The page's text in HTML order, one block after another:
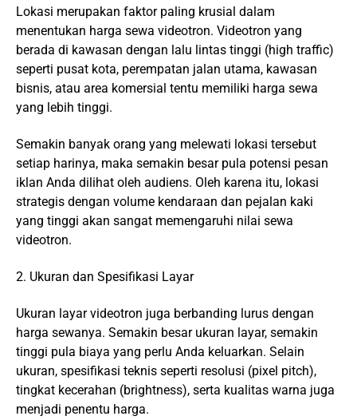
Lokasi merupakan faktor paling krusial dalam
menentukan harga sewa videotron. Videotron yang
berada di kawasan dengan lalu lintas tinggi (high traffic)
seperti pusat kota, perempatan jalan utama, kawasan
bisnis, atau area komersial tentu memiliki harga sewa
yang lebih tinggi.
Semakin banyak orang yang melewati lokasi tersebut
setiap harinya, maka semakin besar pula potensi pesan
iklan Anda dilihat oleh audiens. Oleh karena itu, lokasi
strategis dengan volume kendaraan dan pejalan kaki
yang tinggi akan sangat memengaruhi nilai sewa
videotron.
2. Ukuran dan Spesifikasi Layar
Ukuran layar videotron juga berbanding lurus dengan
harga sewanya. Semakin besar ukuran layar, semakin
tinggi pula biaya yang perlu Anda keluarkan. Selain
ukuran, spesifikasi teknis seperti resolusi (pixel pitch),
tingkat kecerahan (brightness), serta kualitas warna juga
menjadi penentu harga.